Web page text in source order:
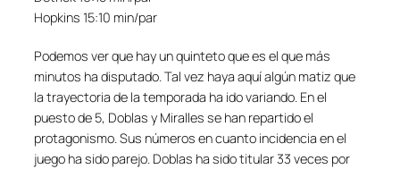
Hopkins 15:10 min/par
Podemos ver que hay un quinteto que es el que más
minutos ha disputado. Tal vez haya aquí algún matiz que
la trayectoria de la temporada ha ido variando. En el
puesto de 5, Doblas y Miralles se han repartido el
protagonismo. Sus números en cuanto incidencia en el
juego ha sido parejo. Doblas ha sido titular 33 veces por